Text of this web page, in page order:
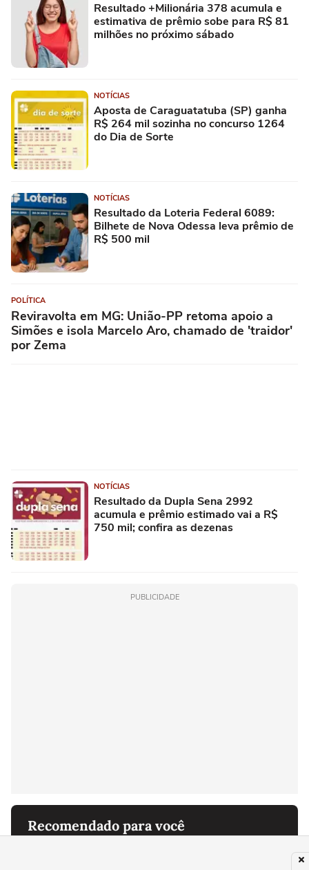
Resultado +Milionária 378 acumula e
estimativa de prêmio sobe para R$ 81
milhões no próximo sábado
NOTÍCIAS
Aposta de Caraguatatuba (SP) ganha
R$ 264 mil sozinha no concurso 1264
do Dia de Sorte
NOTÍCIAS
Resultado da Loteria Federal 6089:
Bilhete de Nova Odessa leva prêmio de
R$ 500 mil
POLÍTICA
Reviravolta em MG: União-PP retoma apoio a
Simões e isola Marcelo Aro, chamado de 'traidor'
por Zema
NOTÍCIAS
Resultado da Dupla Sena 2992
acumula e prêmio estimado vai a R$
750 mil; confira as dezenas
PUBLICIDADE
Recomendado para você